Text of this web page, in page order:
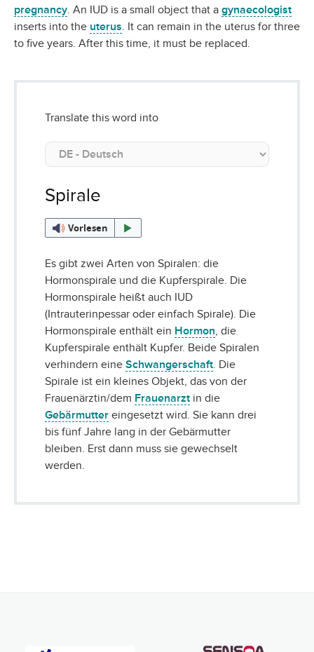
pregnancy. An IUD is a small object that a gynaecologist
inserts into the uterus. It can remain in the uterus for three
to five years. After this time, it must be replaced.
Translate this word into
Spirale
Vorlesen
Es gibt zwei Arten von Spiralen: die
Hormonspirale und die Kupferspirale. Die
Hormonspirale heißt auch IUD
(Intrauterinpessar oder einfach Spirale). Die
Hormonspirale enthält ein Hormon, die
Kupferspirale enthält Kupfer. Beide Spiralen
verhindern eine Schwangerschaft. Die
Spirale ist ein kleines Objekt, das von der
Frauenärztin/dem Frauenarzt in die
Gebärmutter eingesetzt wird. Sie kann drei
bis fünf Jahre lang in der Gebärmutter
bleiben. Erst dann muss sie gewechselt
werden.